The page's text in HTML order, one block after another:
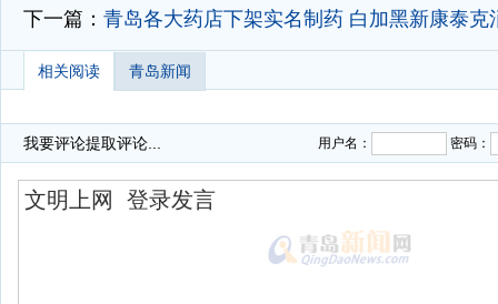
下一篇： 青岛各大药店下架实名制药 白加黑新康泰克
相关阅读 青岛新闻
我要评论提取评论... 用户名： 密码：